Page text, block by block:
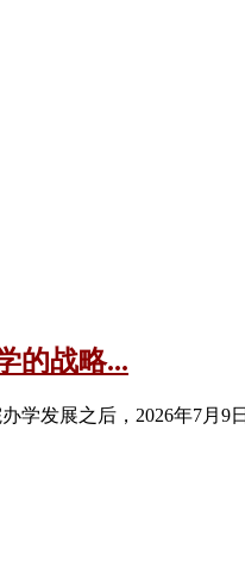
的战略...
发展之后，2026年7月